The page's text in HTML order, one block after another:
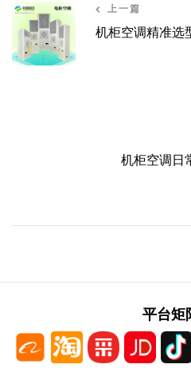
上一篇
机柜空调精准选
机柜空调日
平台矩